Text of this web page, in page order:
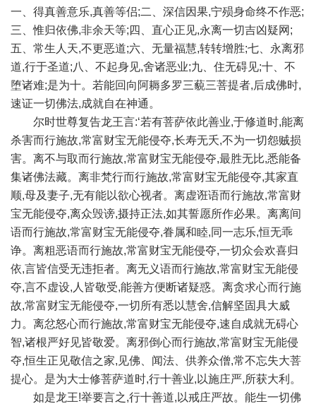
一、得真善意乐,真善等侣;二、深信因果,宁殒身命终不作恶;
三、惟归依佛,非余天等;四、直心正见,永离一切吉凶疑网;
五、常生人天,不更恶道;六、无量福慧,转转增胜;七、永离邪
道,行于圣道;八、不起身见,舍诸恶业;九、住无碍见;十、不
堕诸难;是为十。若能回向阿耨多罗三藐三菩提者,后成佛时,
速证一切佛法,成就自在神通。
尔时世尊复告龙王言:‘若有菩萨依此善业,于修道时,能离
杀害而行施故,常富财宝无能侵夺,长寿无夭,不为一切怨贼损
害。离不与取而行施故,常富财宝无能侵夺,最胜无比,悉能备
集诸佛法藏。离非梵行而行施故,常富财宝无能侵夺,其家直
顺,母及妻子,无有能以欲心视者。离虚诳语而行施故,常富财
宝无能侵夺,离众毁谤,摄持正法,如其誓愿所作必果。离离间
语而行施故,常富财宝无能侵夺,眷属和睦,同一志乐,恒无乖
诤。离粗恶语而行施故,常富财宝无能侵夺,一切众会欢喜归
依,言皆信受无违拒者。离无义语而行施故,常富财宝无能侵
夺,言不虚设,人皆敬受,能善方便断诸疑惑。离贪求心而行施
故,常富财宝无能侵夺,一切所有悉以慧舍,信解坚固具大威
力。离忿怒心而行施故,常富财宝无能侵夺,速自成就无碍心
智,诸根严好见皆敬爱。离邪倒心而行施故,常富财宝无能侵
夺,恒生正见敬信之家,见佛、闻法、供养众僧,常不忘失大菩
提心。是为大士修菩萨道时,行十善业,以施庄严,所获大利。
如是龙王!举要言之,行十善道,以戒庄严故。能生一切佛